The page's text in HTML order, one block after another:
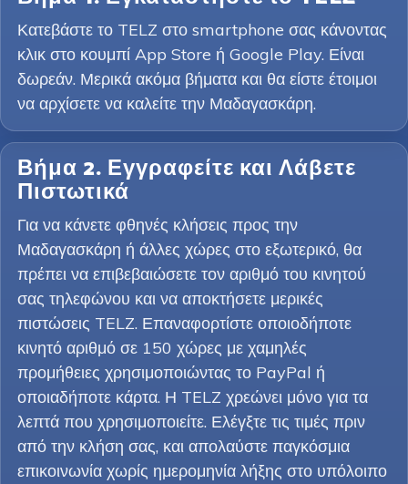
Κατεβάστε το TELZ στο smartphone σας κάνοντας
κλικ στο κουμπί App Store ή Google Play. Είναι
δωρεάν. Μερικά ακόμα βήματα και θα είστε έτοιμοι
να αρχίσετε να καλείτε την Μαδαγασκάρη.
Βήμα 2. Εγγραφείτε και Λάβετε
Πιστωτικά
Για να κάνετε φθηνές κλήσεις προς την
Μαδαγασκάρη ή άλλες χώρες στο εξωτερικό, θα
πρέπει να επιβεβαιώσετε τον αριθμό του κινητού
σας τηλεφώνου και να αποκτήσετε μερικές
πιστώσεις TELZ. Επαναφορτίστε οποιοδήποτε
κινητό αριθμό σε 150 χώρες με χαμηλές
προμήθειες χρησιμοποιώντας το PayPal ή
οποιαδήποτε κάρτα. Η TELZ χρεώνει μόνο για τα
λεπτά που χρησιμοποιείτε. Ελέγξτε τις τιμές πριν
από την κλήση σας, και απολαύστε παγκόσμια
επικοινωνία χωρίς ημερομηνία λήξης στο υπόλοιπο